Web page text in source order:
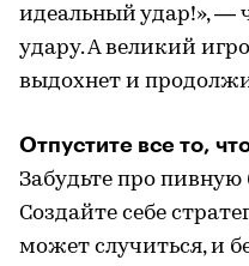
идеальный удар!», —
удару. А великий
выдохнет и
Отпустите все то,
Забудьте про пивную
Создайте себе
может случиться, и